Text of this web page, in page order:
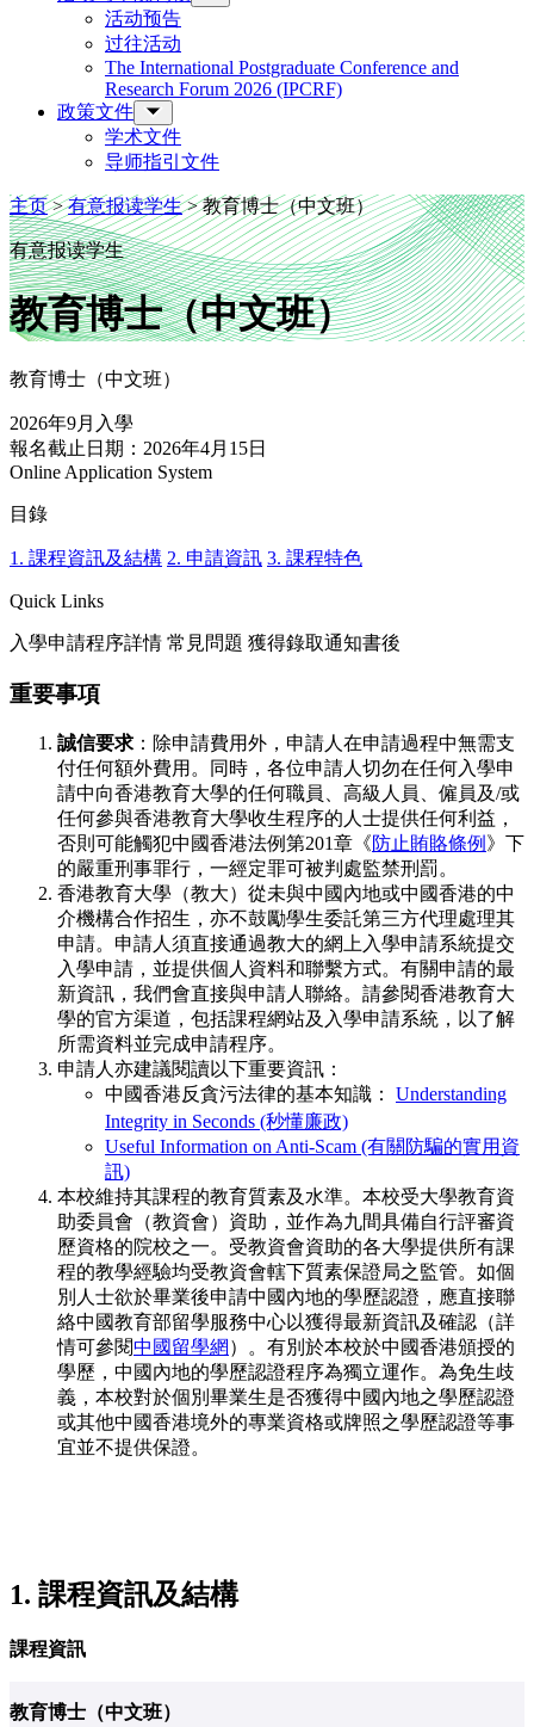
活动预告
过往活动
The International Postgraduate Conference and
Research Forum 2026 (IPCRF)
政策文件
学术文件
导师指引文件
主页>有意报读学生>教育博士（中文班）
有意报读学生
教育博士（中文班）
教育博士（中文班）
2026年9月入學
報名截止日期：2026年4月15日
Online Application System
目錄
1. 課程資訊及結構 2. 申請資訊 3. 課程特色
Quick Links
入學申請程序詳情 常見問題 獲得錄取通知書後
重要事項
誠信要求 ：除申請費用外，申請人在申請過程中無需支
付任何額外費用。同時，各位申請人切勿在任何入學申
請中向香港教育大學的任何職員、高級人員、僱員及/或
任何參與香港教育大學收生程序的人士提供任何利益，
否則可能觸犯中國香港法例第201章《防止賄賂條例 》下
的嚴重刑事罪行，一經定罪可被判處監禁刑罰。
香港教育大學（教大）從未與中國內地或中國香港的中
介機構合作招生，亦不鼓勵學生委託第三方代理處理其
申請。申請人須直接通過教大的網上入學申請系統提交
入學申請，並提供個人資料和聯繫方式。有關申請的最
新資訊，我們會直接與申請人聯絡。請參閱香港教育大
學的官方渠道，包括課程網站及入學申請系統，以了解
所需資料並完成申請程序。
申請人亦建議閱讀以下重要資訊：
中國香港反貪污法律的基本知識： Understanding
Integrity in Seconds (秒懂廉政)
Useful Information on Anti-Scam (有關防騙的實用資
訊)
本校維持其課程的教育質素及水準。本校受大學教育資
助委員會（教資會）資助，並作為九間具備自行評審資
歷資格的院校之一。受教資會資助的各大學提供所有課
程的教學經驗均受教資會轄下質素保證局之監管。如個
別人士欲於畢業後申請中國內地的學歷認證，應直接聯
絡中國教育部留學服務中心以獲得最新資訊及確認（詳
情可參閱中國留學網 ）。有別於本校於中國香港頒授的
學歷，中國內地的學歷認證程序為獨立運作。為免生歧
義，本校對於個別畢業生是否獲得中國內地之學歷認證
或其他中國香港境外的專業資格或牌照之學歷認證等事
宜並不提供保證。
1. 課程資訊及結構
課程資訊
教育博士（中文班）